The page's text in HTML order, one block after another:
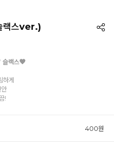
랙스ver.)
랙스🧡
하게
!
400원